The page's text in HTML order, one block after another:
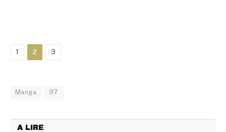
1 2 3
Manga 97
A LIRE